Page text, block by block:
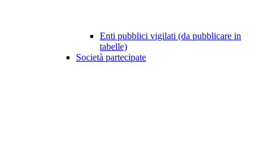
Enti pubblici vigilati (da pubblicare in
tabelle)
Società partecipate